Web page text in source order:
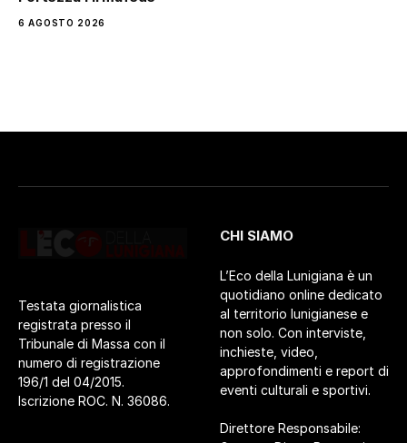
6 AGOSTO 2026
Testata giornalistica
registrata presso il
Tribunale di Massa con il
numero di registrazione
196/1 del 04/2015.
Iscrizione ROC. N. 36086.
CHI SIAMO
L’Eco della Lunigiana è un
quotidiano online dedicato
al territorio lunigianese e
non solo. Con interviste,
inchieste, video,
approfondimenti e report di
eventi culturali e sportivi.
Direttore Responsabile: